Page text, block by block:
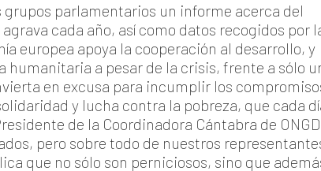
parlamentarios un informe acerca del
cada año, así como datos recogidos por
europea apoya la cooperación al desarrollo, y
humanitaria a pesar de la crisis, frente a sólo
en excusa para incumplir los
y lucha contra la pobreza, que cada
de la Coordinadora Cántabra de
pero sobre todo de nuestros
que no sólo son perniciosos, sino que